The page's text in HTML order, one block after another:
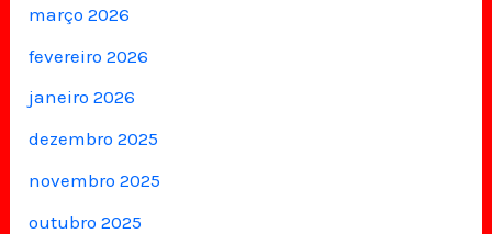
março 2026
fevereiro 2026
janeiro 2026
dezembro 2025
novembro 2025
outubro 2025